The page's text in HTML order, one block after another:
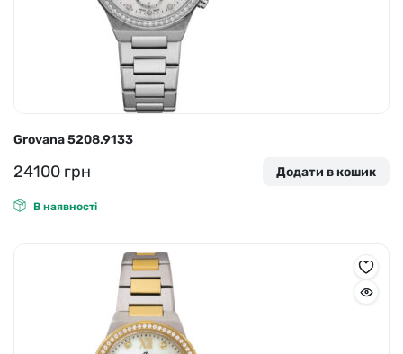
Grovana 5208.9133
24100 грн Додати в кошик
В наявності